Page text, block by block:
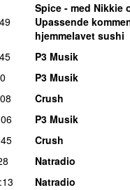
Spice - med Nikkie
Upassende
hjemmelavet sushi
P3 Musik
P3 Musik
Crush
P3 Musik
Crush
Natradio
Natradio